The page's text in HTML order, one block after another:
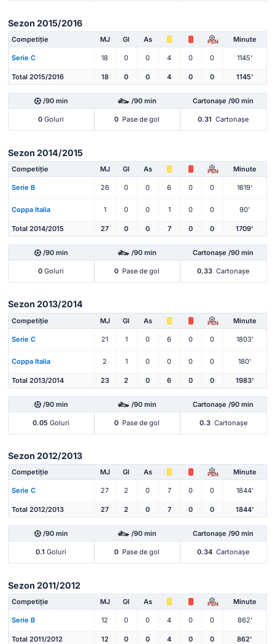
Sezon 2015/2016
Competiție MJ Gl As PEN Minute
Serie C 18 0 0 4 0 0 1145'
Total 2015/2016 18 0 0 4 0 0 1145'
/90 min /90 min Cartonașe /90 min
0 Goluri 0 Pase de gol 0.31 Cartonașe
Sezon 2014/2015
Competiție MJ Gl As PEN Minute
Serie B 26 0 0 6 0 0 1619'
Coppa Italia 1 0 0 1 0 0 90'
Total 2014/2015 27 0 0 7 0 0 1709'
/90 min /90 min Cartonașe /90 min
0 Goluri 0 Pase de gol 0.33 Cartonașe
Sezon 2013/2014
Competiție MJ Gl As PEN Minute
Serie C 21 1 0 6 0 0 1803'
Coppa Italia 2 1 0 0 0 0 180'
Total 2013/2014 23 2 0 6 0 0 1983'
/90 min /90 min Cartonașe /90 min
0.05 Goluri 0 Pase de gol 0.3 Cartonașe
Sezon 2012/2013
Competiție MJ Gl As PEN Minute
Serie C 27 2 0 7 0 0 1844'
Total 2012/2013 27 2 0 7 0 0 1844'
/90 min /90 min Cartonașe /90 min
0.1 Goluri 0 Pase de gol 0.34 Cartonașe
Sezon 2011/2012
Competiție MJ Gl As PEN Minute
Serie B 12 0 0 4 0 0 862'
Total 2011/2012 12 0 0 4 0 0 862'